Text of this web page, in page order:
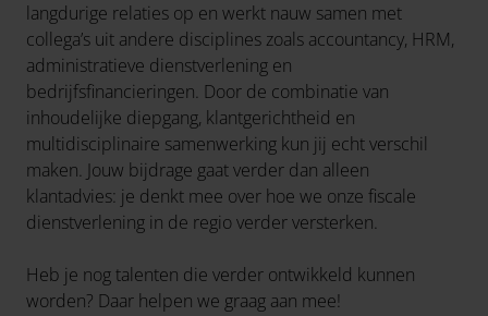
langdurige relaties op en werkt nauw samen met
collega’s uit andere disciplines zoals accountancy, HRM,
administratieve dienstverlening en
bedrijfsfinancieringen. Door de combinatie van
inhoudelijke diepgang, klantgerichtheid en
multidisciplinaire samenwerking kun jij echt verschil
maken. Jouw bijdrage gaat verder dan alleen
klantadvies: je denkt mee over hoe we onze fiscale
dienstverlening in de regio verder versterken.
Heb je nog talenten die verder ontwikkeld kunnen
worden? Daar helpen we graag aan mee!